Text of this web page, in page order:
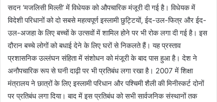
सदन ‘मजलिसी मिल्ली’ में विधेयक को औपचारिक मंजूरी दी गई है। विधेयक में
विदेशी परिधानों को दो सबसे महत्वपूर्ण इस्लामी छुट्टियों, ईद-उल-फित्र और ईद-
उल-अजहा के लिए बच्चों के उत्सवों में शामिल होने पर भी रोक लगा दी गई है। इस
दौरान बच्चे लोगों को बधाई देने के लिए घरों से निकलते हैं। यह प्रस्ताव
प्रशासनिक उल्लंघन संहिता में संशोधन को मंजूरी के बाद पास हुआ है। देश ने
अनौपचारिक रूप से घनी दाढ़ी पर भी प्रतिबंध लगा रखा है। 2007 में शिक्षा
मंत्रालय ने छात्रों के लिए इस्लामी परिधान और पश्चिमी शैली की मिनीस्कर्ट दोनों
पर प्रतिबंध लगा दिया। बाद में इस प्रतिबंध को सभी सार्वजनिक संस्थानों तक